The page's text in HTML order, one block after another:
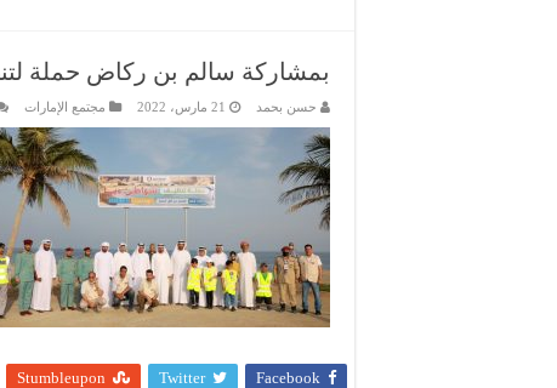
بمشاركة سالم بن ركاض حملة
حسن بحمد 21 مارس، 2022 مجتمع الإمارات
Facebook
Twitter
Stumbleupon